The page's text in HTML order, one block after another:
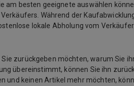
besten geeignete auswählen
Während der
lokale Abholung vom Verkäufer.
zurückgeben möchten, warum Sie
übereinstimmt, können Sie ihn
und keinen Artikel mehr möchten,